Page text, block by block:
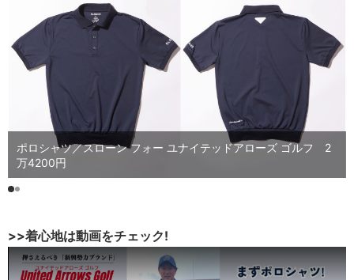
ポロシャツ／スローン フォー ユナイテッドアローズ ゴルフ 2
万4200円
>>着心地は動画をチェック!